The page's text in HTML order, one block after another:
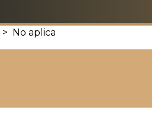
> No aplica